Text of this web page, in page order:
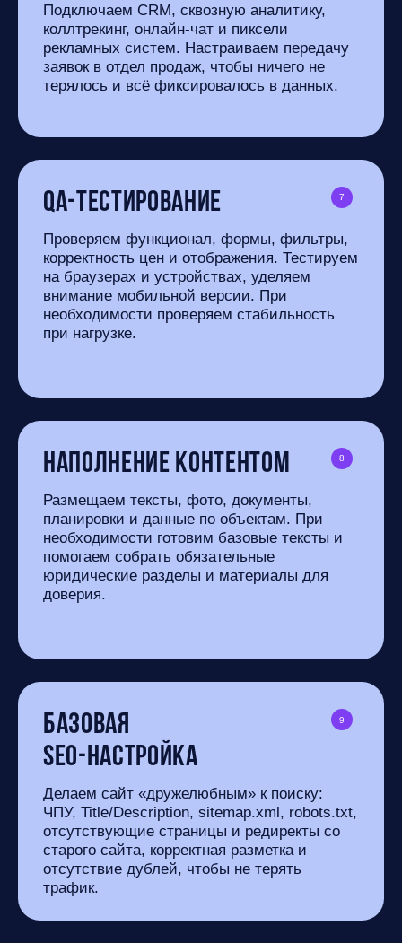
Подключаем CRM, сквозную аналитику,
коллтрекинг, онлайн-чат и пиксели
рекламных систем. Настраиваем передачу
заявок в отдел продаж, чтобы ничего не
терялось и всё фиксировалось в данных.
QA-тестирование
Проверяем функционал, формы, фильтры,
корректность цен и отображения. Тестируем
на браузерах и устройствах, уделяем
внимание мобильной версии. При
необходимости проверяем стабильность
при нагрузке.
7
Наполнение контентом
Размещаем тексты, фото, документы,
планировки и данные по объектам. При
необходимости готовим базовые тексты и
помогаем собрать обязательные
юридические разделы и материалы для
доверия.
8
Базовая
SEO-настройка
Делаем сайт «дружелюбным» к поиску:
ЧПУ, Title/Description, sitemap.xml, robots.txt,
отсутствующие страницы и редиректы со
старого сайта, корректная разметка и
отсутствие дублей, чтобы не терять
трафик.
9